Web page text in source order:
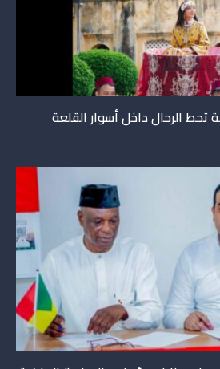
تحط الرحال داخل أسوار القلعة